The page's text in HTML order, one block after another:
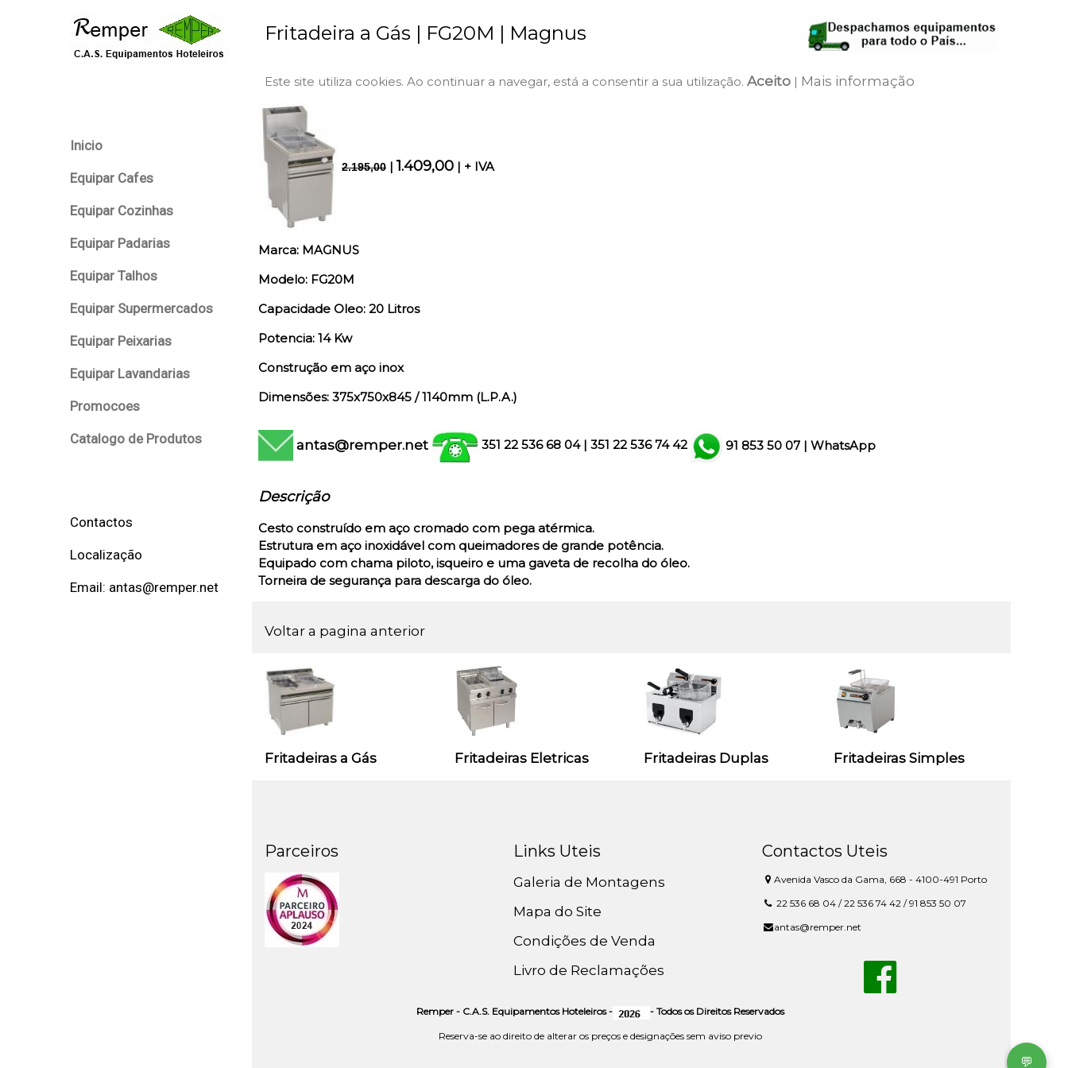
Inicio
Equipar Cafes
Equipar Cozinhas
Equipar Padarias
Equipar Talhos
Equipar Supermercados
Equipar Peixarias
Equipar Lavandarias
Promocoes
Catalogo de Produtos
Contactos
Localização
Email: antas@remper.net
Fritadeira a Gás | FG20M | Magnus
Este site utiliza cookies. Ao continuar a navegar, está a consentir a sua utilização. Aceito | Mais informação
2.195,00 |1.409,00 | + IVA
Marca: MAGNUS
Modelo: FG20M
Capacidade Oleo: 20 Litros
Potencia: 14 Kw
Construção em aço inox
Dimensões: 375x750x845 / 1140mm (L.P.A.)
antas@remper.net 351 22 536 68 04 | 351 22 536 74 42 91 853 50 07 | WhatsApp
Descrição
Cesto construído em aço cromado com pega atérmica.
Estrutura em aço inoxidável com queimadores de grande potência.
Equipado com chama piloto, isqueiro e uma gaveta de recolha do óleo.
Torneira de segurança para descarga do óleo.
Voltar a pagina anterior
Fritadeiras a Gás Fritadeiras Eletricas Fritadeiras Duplas Fritadeiras Simples
Parceiros Links Uteis
Galeria de Montagens
Mapa do Site
Condições de Venda
Livro de Reclamações
Contactos Uteis
Avenida Vasco da Gama, 668 - 4100-491 Porto
22 536 68 04 / 22 536 74 42 / 91 853 50 07
antas@remper.net
Remper - C.A.S. Equipamentos Hoteleiros - - Todos os Direitos Reservados
Reserva-se ao direito de alterar os preços e designações sem aviso previo